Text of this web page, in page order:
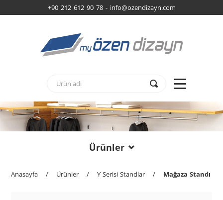
+90 212 612 90 78 - info@ozendizayn.com
Ürünler
Anasayfa / Ürünler / Y Serisi Standlar / Mağaza Standı